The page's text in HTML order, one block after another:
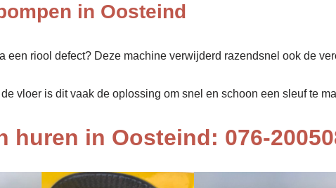
in Oosteind
een riool defect? Deze machine verwijderd razendsnel ook de
vloer is dit vaak de oplossing om snel en schoon een sleuf te
huren in Oosteind: 076-